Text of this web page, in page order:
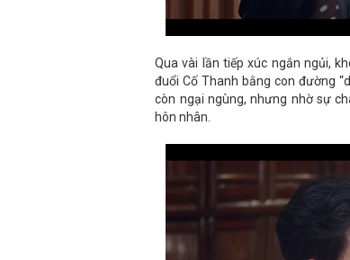
Qua vài lần tiếp xúc ngắn ngủi,
đuổi Cố Thanh bằng con đường
còn ngại ngùng, nhưng nhờ sự
hôn nhân.